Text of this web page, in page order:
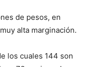
de pesos, en
alta marginación.
los cuales 144 son